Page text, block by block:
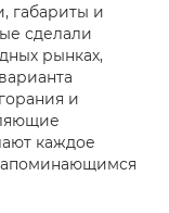
габариты и
сделали
рынках,
и
каждое